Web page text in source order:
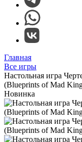
Главная
Все игры
Настольная игра
(Blueprints of Mad
Новинка